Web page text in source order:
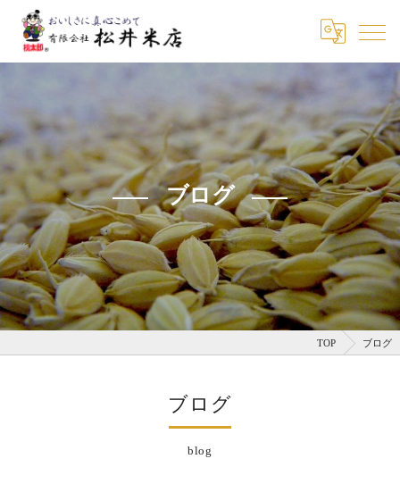
ブログ
TOP ブログ
ブログ
blog